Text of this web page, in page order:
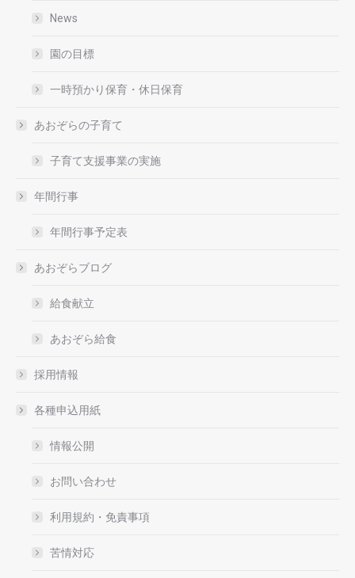
News
園の目標
一時預かり保育・休日保育
あおぞらの子育て
子育て支援事業の実施
年間行事
年間行事予定表
あおぞらブログ
給食献立
あおぞら給食
採用情報
各種申込用紙
情報公開
お問い合わせ
利用規約・免責事項
苦情対応